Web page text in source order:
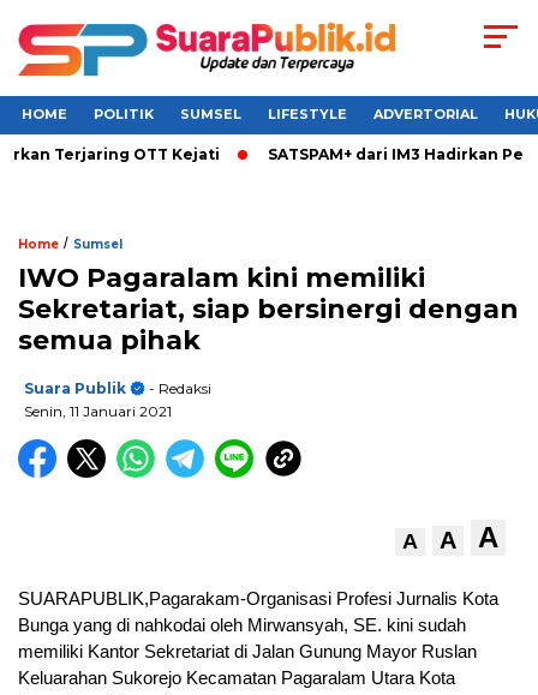
HOME POLITIK SUMSEL LIFESTYLE ADVERTORIAL
Terjaring OTT Kejati SATSPAM+ dari IM3 Hadirkan
Home / Sumsel
IWO Pagaralam kini memiliki
Sekretariat, siap bersinergi dengan
semua pihak
Suara Publik
- Redaksi
Senin, 11 Januari 2021
A A A
SUARAPUBLIK,Pagarakam-Organisasi Profesi Jurnalis Kota
Bunga yang di nahkodai oleh Mirwansyah, SE. kini sudah
memiliki Kantor Sekretariat di Jalan Gunung Mayor Ruslan
Keluarahan Sukorejo Kecamatan Pagaralam Utara Kota